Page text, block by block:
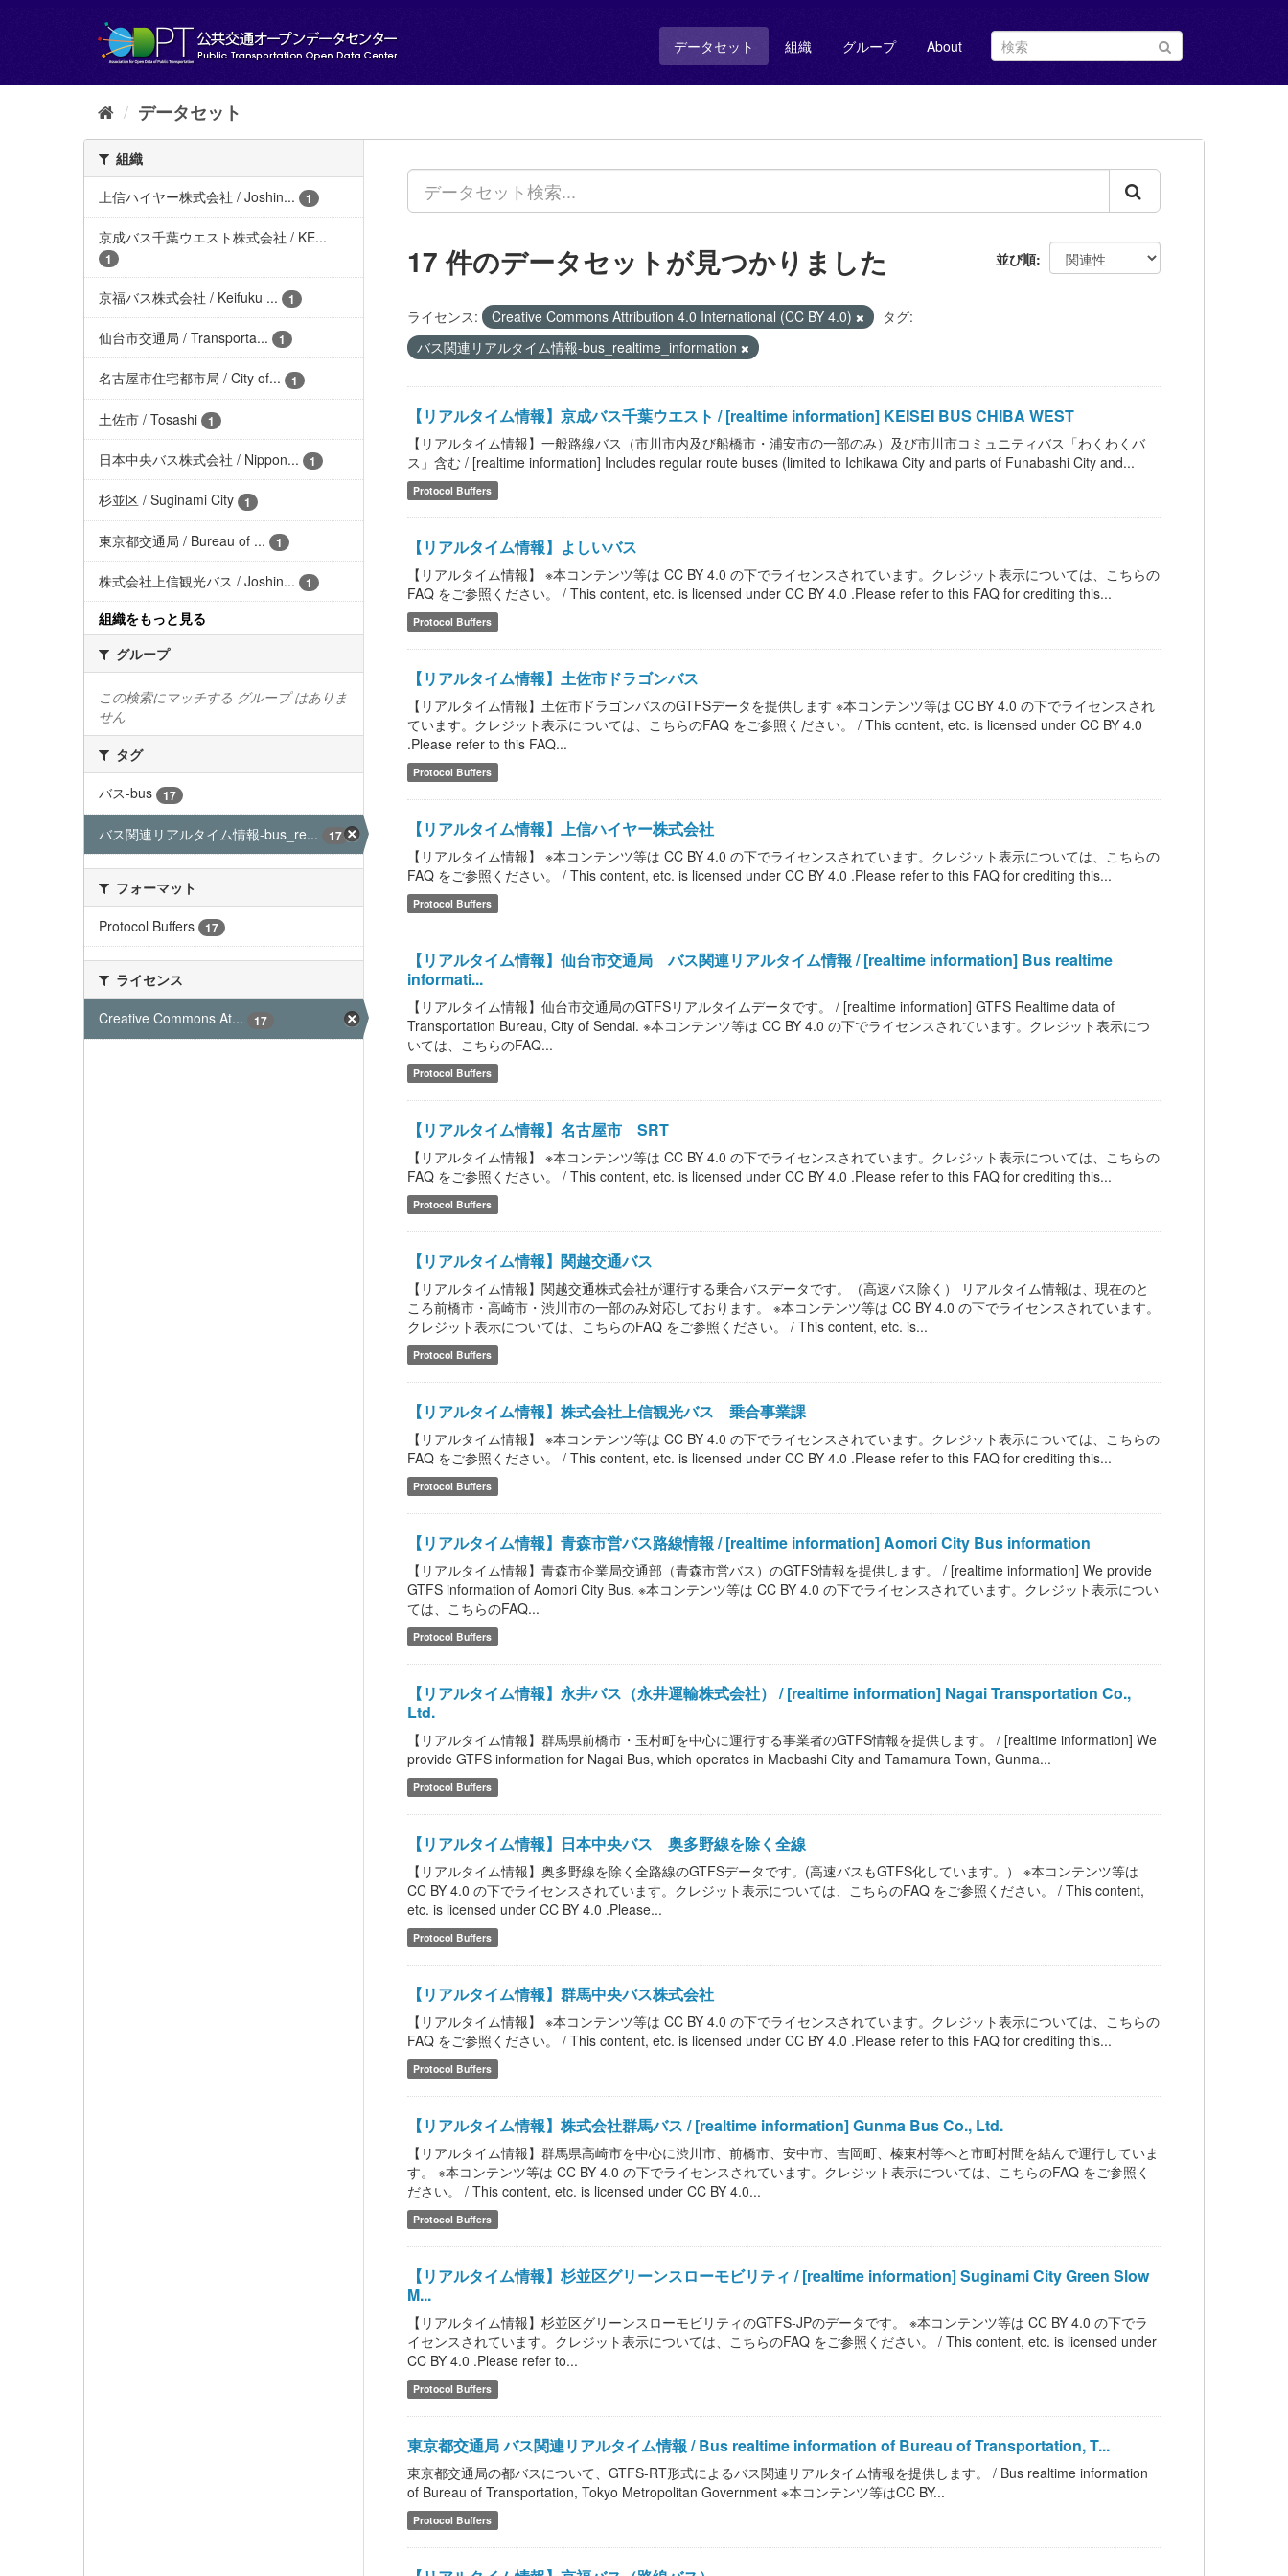
し
データセット 組織 グループ About
データセット
組織
上信ハイヤー株式会社 / Joshin...
1
京成バス千葉ウエスト株式会社 / KE...
1
京福バス株式会社 / Keifuku ... 1
仙台市交通局 / Transporta... 1
名古屋市住宅都市局 / City of... 1
土佐市 / Tosashi 1
日本中央バス株式会社 / Nippon... 1
杉並区 / Suginami City 1
東京都交通局 / Bureau of ... 1
株式会社上信観光バス / Joshin... 1
組織をもっと見る
グループ
この検索にマッチする グループ はありま
せん
タグ
バス-bus
17
バス関連リアルタイム情報-bus_re... 17
フォーマット
Protocol Buffers
17
ライセンス
Creative Commons At...
17
並び順
17 件のデータセットが見つかりました
ライセンス: Creative Commons Attribution 4.0 International (CC BY 4.0)
タグ:
バス関連リアルタイム情報-bus_realtime_information
【リアルタイム情報】京成バス千葉ウエスト / [realtime information] KEISEI BUS CHIBA WEST
【リアルタイム情報】一般路線バス（市川市内及び船橋市・浦安市の一部のみ）及び市川市コミュニティバス「わくわくバ
ス」含む / [realtime information] Includes regular route buses (limited to Ichikawa City and parts of Funabashi City and...
Protocol Buffers
【リアルタイム情報】よしいバス
【リアルタイム情報】 ※本コンテンツ等は CC BY 4.0 の下でライセンスされています。クレジット表示については、こちらの
FAQ をご参照ください。 / This content, etc. is licensed under CC BY 4.0 .Please refer to this FAQ for crediting this...
Protocol Buffers
【リアルタイム情報】土佐市ドラゴンバス
【リアルタイム情報】土佐市ドラゴンバスのGTFSデータを提供します ※本コンテンツ等は CC BY 4.0 の下でライセンスされ
ています。クレジット表示については、こちらのFAQ をご参照ください。 / This content, etc. is licensed under CC BY 4.0
.Please refer to this FAQ...
Protocol Buffers
【リアルタイム情報】上信ハイヤー株式会社
【リアルタイム情報】 ※本コンテンツ等は CC BY 4.0 の下でライセンスされています。クレジット表示については、こちらの
FAQ をご参照ください。 / This content, etc. is licensed under CC BY 4.0 .Please refer to this FAQ for crediting this...
Protocol Buffers
【リアルタイム情報】仙台市交通局 バス関連リアルタイム情報 / [realtime information] Bus realtime
informati...
【リアルタイム情報】仙台市交通局のGTFSリアルタイムデータです。 / [realtime information] GTFS Realtime data of
Transportation Bureau, City of Sendai. ※本コンテンツ等は CC BY 4.0 の下でライセンスされています。クレジット表示につ
いては、こちらのFAQ...
Protocol Buffers
【リアルタイム情報】名古屋市 SRT
【リアルタイム情報】 ※本コンテンツ等は CC BY 4.0 の下でライセンスされています。クレジット表示については、こちらの
FAQ をご参照ください。 / This content, etc. is licensed under CC BY 4.0 .Please refer to this FAQ for crediting this...
Protocol Buffers
【リアルタイム情報】関越交通バス
【リアルタイム情報】関越交通株式会社が運行する乗合バスデータです。（高速バス除く） リアルタイム情報は、現在のと
ころ前橋市・高崎市・渋川市の一部のみ対応しております。 ※本コンテンツ等は CC BY 4.0 の下でライセンスされています。
クレジット表示については、こちらのFAQ をご参照ください。 / This content, etc. is...
Protocol Buffers
【リアルタイム情報】株式会社上信観光バス 乗合事業課
【リアルタイム情報】 ※本コンテンツ等は CC BY 4.0 の下でライセンスされています。クレジット表示については、こちらの
FAQ をご参照ください。 / This content, etc. is licensed under CC BY 4.0 .Please refer to this FAQ for crediting this...
Protocol Buffers
【リアルタイム情報】青森市営バス路線情報 / [realtime information] Aomori City Bus information
【リアルタイム情報】青森市企業局交通部（青森市営バス）のGTFS情報を提供します。 / [realtime information] We provide
GTFS information of Aomori City Bus. ※本コンテンツ等は CC BY 4.0 の下でライセンスされています。クレジット表示につい
ては、こちらのFAQ...
Protocol Buffers
【リアルタイム情報】永井バス（永井運輸株式会社） / [realtime information] Nagai Transportation Co.,
Ltd.
【リアルタイム情報】群馬県前橋市・玉村町を中心に運行する事業者のGTFS情報を提供します。 / [realtime information] We
provide GTFS information for Nagai Bus, which operates in Maebashi City and Tamamura Town, Gunma...
Protocol Buffers
【リアルタイム情報】日本中央バス 奥多野線を除く全線
【リアルタイム情報】奥多野線を除く全路線のGTFSデータです。(高速バスもGTFS化しています。） ※本コンテンツ等は
CC BY 4.0 の下でライセンスされています。クレジット表示については、こちらのFAQ をご参照ください。 / This content,
etc. is licensed under CC BY 4.0 .Please...
Protocol Buffers
【リアルタイム情報】群馬中央バス株式会社
【リアルタイム情報】 ※本コンテンツ等は CC BY 4.0 の下でライセンスされています。クレジット表示については、こちらの
FAQ をご参照ください。 / This content, etc. is licensed under CC BY 4.0 .Please refer to this FAQ for crediting this...
Protocol Buffers
【リアルタイム情報】株式会社群馬バス / [realtime information] Gunma Bus Co., Ltd.
【リアルタイム情報】群馬県高崎市を中心に渋川市、前橋市、安中市、吉岡町、榛東村等へと市町村間を結んで運行していま
す。 ※本コンテンツ等は CC BY 4.0 の下でライセンスされています。クレジット表示については、こちらのFAQ をご参照く
ださい。 / This content, etc. is licensed under CC BY 4.0...
Protocol Buffers
【リアルタイム情報】杉並区グリーンスローモビリティ / [realtime information] Suginami City Green Slow
M...
【リアルタイム情報】杉並区グリーンスローモビリティのGTFS-JPのデータです。 ※本コンテンツ等は CC BY 4.0 の下でラ
イセンスされています。クレジット表示については、こちらのFAQ をご参照ください。 / This content, etc. is licensed under
CC BY 4.0 .Please refer to...
Protocol Buffers
東京都交通局 バス関連リアルタイム情報 / Bus realtime information of Bureau of Transportation, T...
東京都交通局の都バスについて、GTFS-RT形式によるバス関連リアルタイム情報を提供します。 / Bus realtime information
of Bureau of Transportation, Tokyo Metropolitan Government ※本コンテンツ等はCC BY...
Protocol Buffers